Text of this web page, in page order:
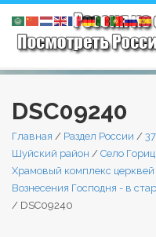
DSC09240
Главная / Раздел России /
Шуйский район / Село
Храмовый комплекс
Вознесения Господня - в
/ DSC09240